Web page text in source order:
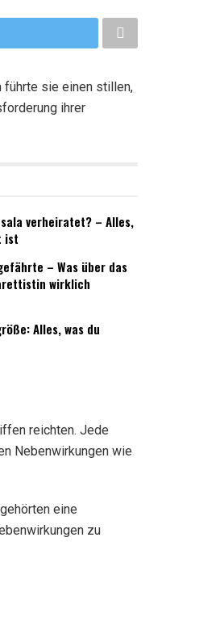
führte sie einen stillen,
ihrer
verheiratet? – Alles,
ist
– Was über das
wirklich
Alles, was du
reichten. Jede
Nebenwirkungen wie
eine
zu